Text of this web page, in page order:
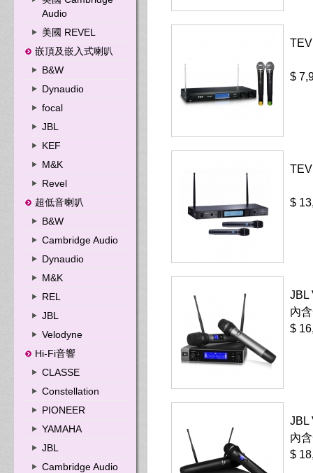
Audio
美國 REVEL
嵌頂及嵌入式喇叭
B&W
Dynaudio
focal
JBL
KEF
M&K
Revel
超低音喇叭
B&W
Cambridge Audio
Dynaudio
M&K
REL
JBL
Velodyne
Hi-Fi音響
CLASSE
Constellation
PIONEER
YAMAHA
JBL
Cambridge Audio
$
$
JBL
內
$
JBL
內
$